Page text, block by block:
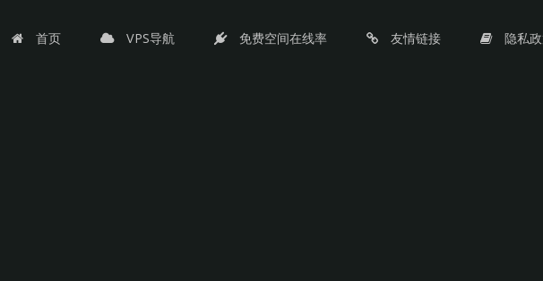
首页 VPS导航 免费空间在线率 友情链接 隐私